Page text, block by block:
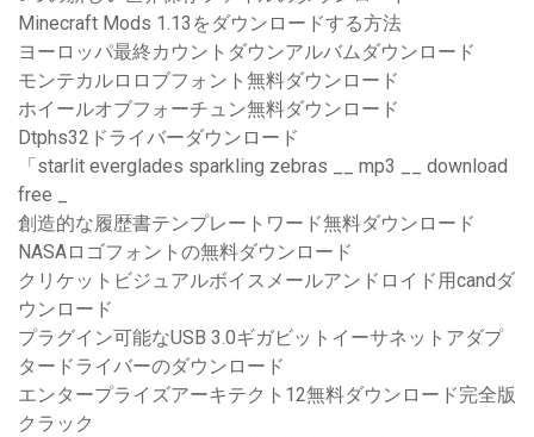
Minecraft Mods 1.13をダウンロードする方法
ヨーロッパ最終カウントダウンアルバムダウンロード
モンテカルロロブフォント無料ダウンロード
ホイールオブフォーチュン無料ダウンロード
Dtphs32ドライバーダウンロード
「starlit everglades sparkling zebras __ mp3 __ download
free _
創造的な履歴書テンプレートワード無料ダウンロード
NASAロゴフォントの無料ダウンロード
クリケットビジュアルボイスメールアンドロイド用candダ
ウンロード
プラグイン可能なUSB 3.0ギガビットイーサネットアダプ
タードライバーのダウンロード
エンタープライズアーキテクト12無料ダウンロード完全版
クラック